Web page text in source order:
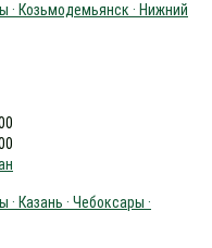
· Козьмодемьянск · Нижний
Казань · Чебоксары ·